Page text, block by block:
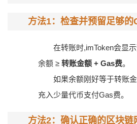
方法1：检查并预留足够的
在转账时,imToken会显
余额 ≥ 转账金额 + Gas费。
如果余额刚好等于转账
充入少量代币支付Gas费。
方法2：确认正确的区块链